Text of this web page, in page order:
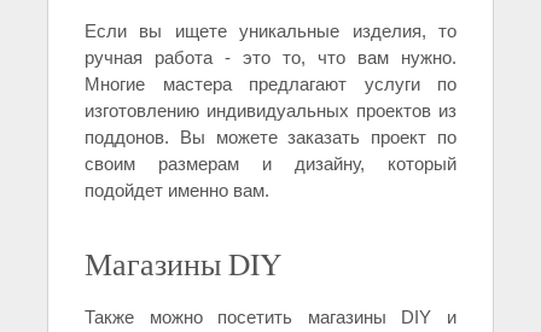
Если вы ищете уникальные изделия, то
ручная работа - это то, что вам нужно.
Многие мастера предлагают услуги по
изготовлению индивидуальных проектов из
поддонов. Вы можете заказать проект по
своим размерам и дизайну, который
подойдет именно вам.
Магазины DIY
Также можно посетить магазины DIY и